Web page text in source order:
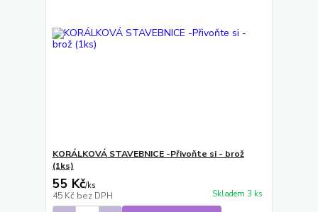
KORÁLKOVÁ STAVEBNICE -Přivoňte si - brož
(1ks)
55 Kč/ks
45 Kč bez DPH Skladem 3 ks